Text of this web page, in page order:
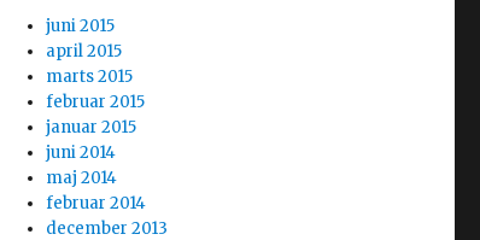
juni 2015
april 2015
marts 2015
februar 2015
januar 2015
juni 2014
maj 2014
februar 2014
december 2013